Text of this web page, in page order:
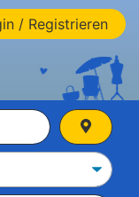
/ Registrieren